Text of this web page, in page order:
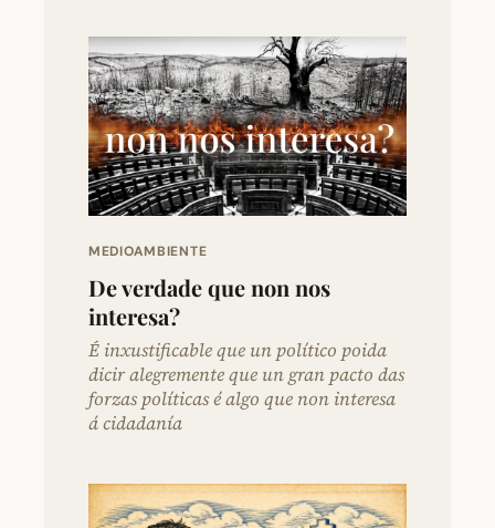
MEDIOAMBIENTE
De verdade que non nos
interesa?
É inxustificable que un político poida
dicir alegremente que un gran pacto das
forzas políticas é algo que non interesa
á cidadanía